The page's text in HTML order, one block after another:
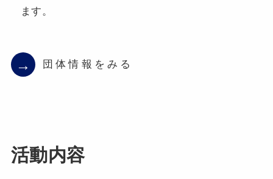
ます。
→ 団体情報をみる
活動内容